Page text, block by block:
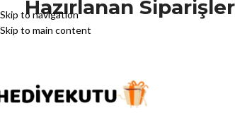
Skip to navigation
Skip to main content
Hazırlanan